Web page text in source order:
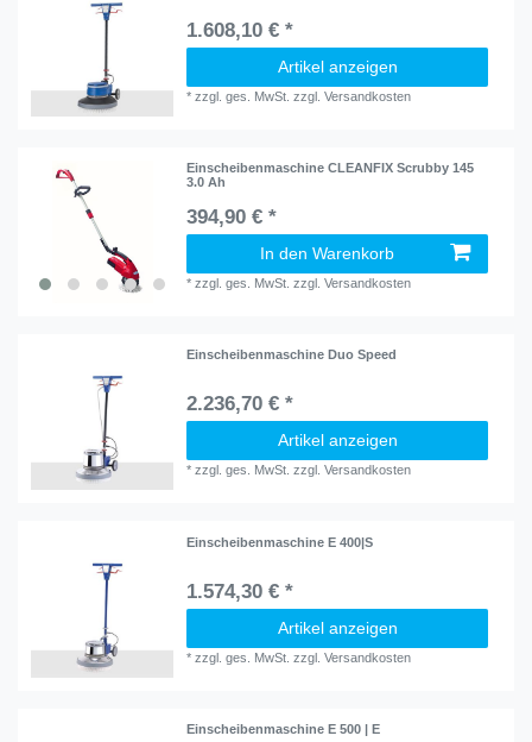
1.608,10 € *
Artikel anzeigen
*zzgl. ges. MwSt. zzgl.Versandkosten
Einscheibenmaschine CLEANFIX Scrubby 145
3.0 Ah
394,90 € *
In den Warenkorb
*zzgl. ges. MwSt. zzgl.Versandkosten
Einscheibenmaschine Duo Speed
2.236,70 € *
Artikel anzeigen
*zzgl. ges. MwSt. zzgl.Versandkosten
Einscheibenmaschine E 400|S
1.574,30 € *
Artikel anzeigen
*zzgl. ges. MwSt. zzgl.Versandkosten
Einscheibenmaschine E 500 | E